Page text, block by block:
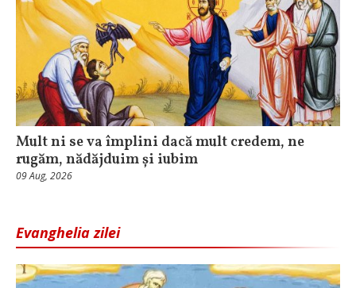
Mult ni se va împlini dacă mult credem, ne
rugăm, nădăjduim și iubim
09 Aug, 2026
Evanghelia zilei